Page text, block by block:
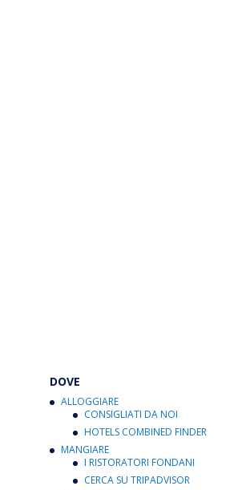
DOVE
ALLOGGIARE
CONSIGLIATI DA NOI
HOTELS COMBINED FINDER
MANGIARE
I RISTORATORI FONDANI
CERCA SU TRIPADVISOR